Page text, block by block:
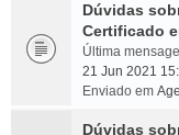
Dúvidas
Certificado
Última
21 Jun 2021
Enviado em
Dúvidas